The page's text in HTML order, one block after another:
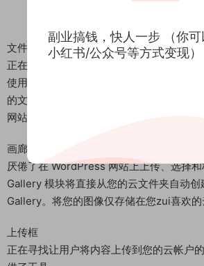
文件浏览器
正在寻找在 WordPress 网站上共享文档
使用此文件浏览器模块，即可通过您zui喜
的文档。文件浏览器将确保您的文件自动
网站上。该插件将使所有内容保持同步！
画廊
厌倦了在 WordPress 网站上上传、选择和
Gallery 模块将直接从您的云文件夹自动创
Gallery。将您的图像仅存储在您zui喜欢的
上传框
正在寻找让用户将内容上传到您的云帐户
副业搞钱，快人一步 （你
小红书/公众号等方式变现）